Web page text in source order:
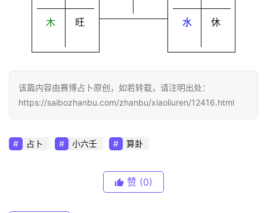
木 旺 水 休
该篇内容由赛博占卜原创，如若转载，请注明出处：
https://saibozhanbu.com/zhanbu/xiaoliuren/12416.html
占卜 小六壬 算卦
赞 (0)